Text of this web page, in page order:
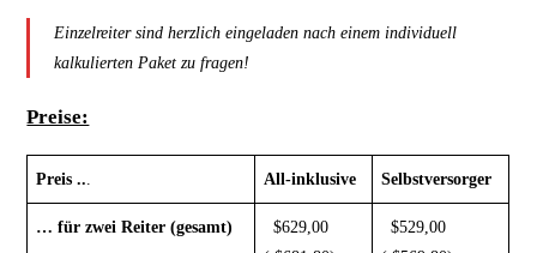
Einzelreiter sind herzlich eingeladen nach einem individuell
kalkulierten Paket zu fragen!
Preise:
Preis .. All-inklusive Selbstversorger
… für zwei Reiter (gesamt)
$629,00
$529,00